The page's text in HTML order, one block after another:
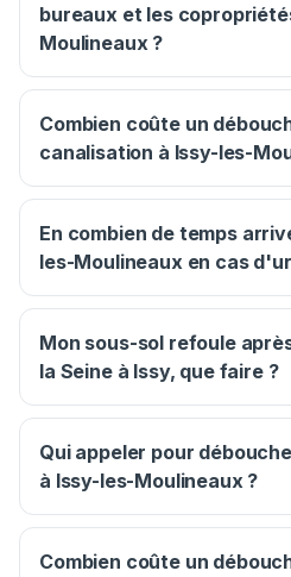
bureaux et les
Moulineaux ?
Combien coûte un
canalisation à Issy-les-
En combien de temps
les-Moulineaux en cas
Mon sous-sol refoule
la Seine à Issy, que faire ?
Qui appeler pour
à Issy-les-Moulineaux ?
Combien coûte un